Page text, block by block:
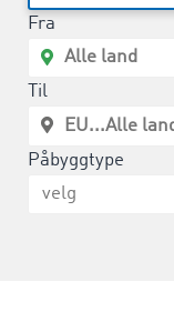
Fra
Til
Påbyggtype